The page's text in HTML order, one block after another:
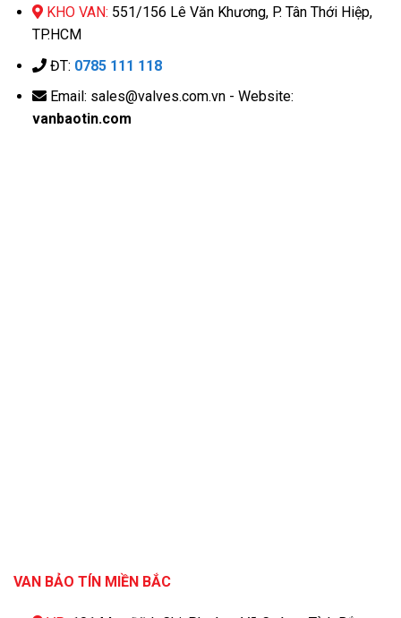
KHO VAN: 551/156 Lê Văn Khương, P. Tân Thới Hiệp,
TP.HCM
ĐT: 0785 111 118
Email: sales@valves.com.vn - Website:
vanbaotin.com
VAN BẢO TÍN MIỀN BẮC